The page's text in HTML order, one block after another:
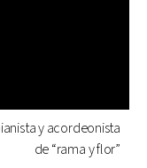
y acordeonista
de “rama y flor”